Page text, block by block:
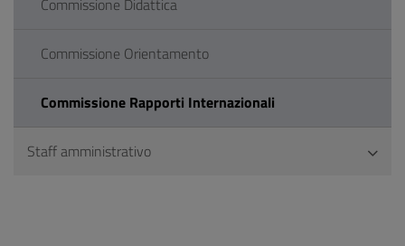
Commissione Didattica
Commissione Orientamento
Commissione Rapporti Internazionali
Staff amministrativo